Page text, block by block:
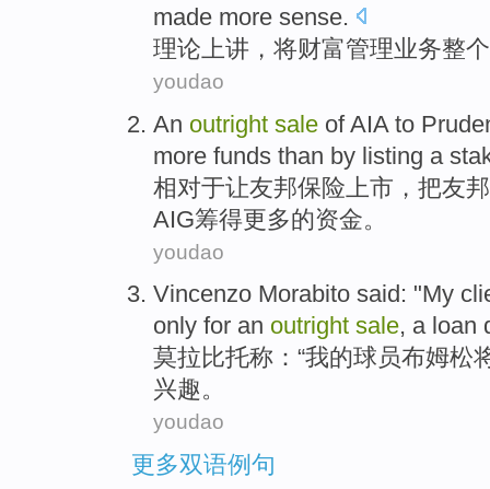
made more sense.
理论上讲，将财富管理业务整个
youdao
An outright sale ofAIA to
more funds than by listing a
相对于让友邦保险 上市 ，把友邦
AIG筹得更多的资金。
youdao
Vincenzo Morabito said: "My
only for an outright sale, a loan
莫拉比托称：“我的球员布姆松
兴趣。
youdao
更多双语例句